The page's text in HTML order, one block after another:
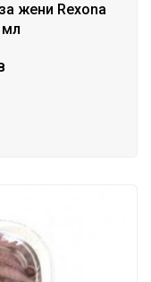
жени Rexona
мл